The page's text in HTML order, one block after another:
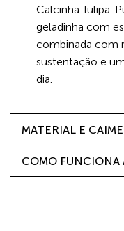
Calcinha Tulipa.
geladinha com
combinada com
sustentação e
dia.
MATERIAL E
COMO FUNCIONA